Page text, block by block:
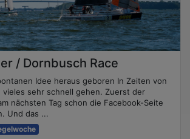
/ Dornbusch Race
Idee heraus geboren In Zeiten von
vieles sehr schnell gehen. Zuerst der
nächsten Tag schon die Facebook-Seite
Und das ...